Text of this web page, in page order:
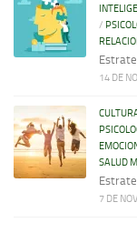
/
14 DE
SALUD
7 DE